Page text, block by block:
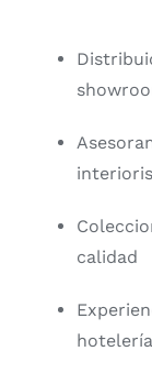
calidad